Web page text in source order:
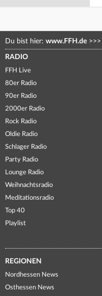
Du bist hier: www.FFH.de >>>
RADIO
FFH Live
80er Radio
90er Radio
2000er Radio
Rock Radio
Oldie Radio
Schlager Radio
Party Radio
Lounge Radio
Weihnachtsradio
Meditationsradio
Top 40
Playlist
REGIONEN
Nordhessen News
Osthessen News